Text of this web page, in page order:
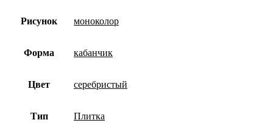
Рисунок моноколор
Форма кабанчик
Цвет серебристый
Тип Плитка